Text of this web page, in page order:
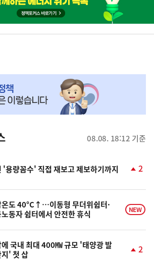
08.08. 18:12 기준
'용량꼼수' 직접 재보고 제보하기까지
상
승
2
온도 40°C↑…이동형 무더위쉼터·
동자 쉼터에서 안전한 휴식
NEW
국내 최대 400㎿ 규모 '태양광 발
' 첫 삽
2